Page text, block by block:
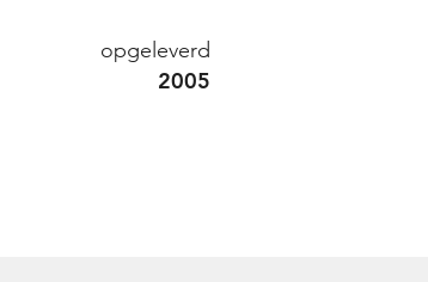
opgeleverd
2005